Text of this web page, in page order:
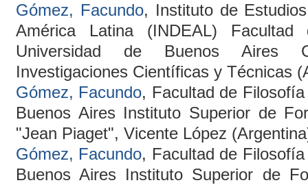
Gómez, Facundo, Instituto de
América Latina (INDEAL)
Universidad de Buenos Aires
Investigaciones Científicas y Técnicas
Gómez, Facundo, Facultad de
Buenos Aires Instituto Superior de
"Jean Piaget", Vicente López
Gómez, Facundo, Facultad de
Buenos Aires Instituto Superior de